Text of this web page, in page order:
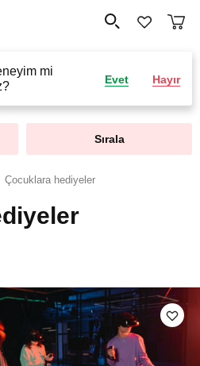
mi
Evet Hayır
Sırala
Çocuklara hediyeler